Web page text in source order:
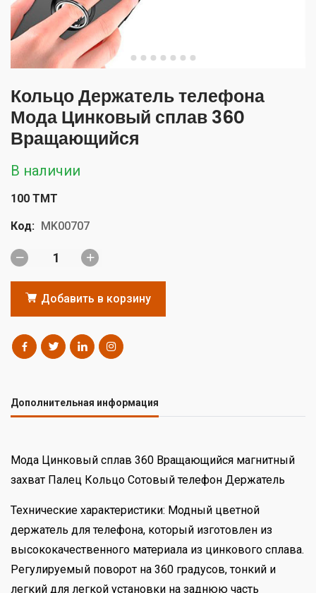
Кольцо Держатель телефона
Мода Цинковый сплав 360
Вращающийся
В наличии
100 TMT
Код: MK00707
Добавить в корзину
Дополнительная информация
Мода Цинковый сплав 360 Вращающийся магнитный
захват Палец Кольцо Сотовый телефон Держатель
Технические характеристики: Модный цветной
держатель для телефона, который изготовлен из
высококачественного материала из цинкового сплава.
Регулируемый поворот на 360 градусов, тонкий и
легкий для легкой установки на заднюю часть